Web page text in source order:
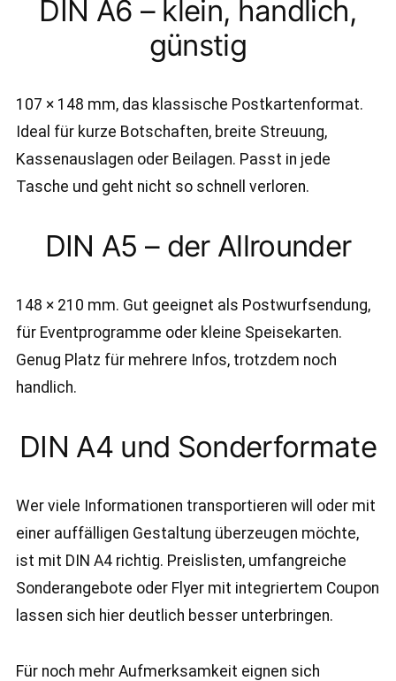
DIN A6 – klein, handlich,
günstig
107 × 148 mm, das klassische Postkartenformat.
Ideal für kurze Botschaften, breite Streuung,
Kassenauslagen oder Beilagen. Passt in jede
Tasche und geht nicht so schnell verloren.
DIN A5 – der Allrounder
148 × 210 mm. Gut geeignet als Postwurfsendung,
für Eventprogramme oder kleine Speisekarten.
Genug Platz für mehrere Infos, trotzdem noch
handlich.
DIN A4 und Sonderformate
Wer viele Informationen transportieren will oder mit
einer auffälligen Gestaltung überzeugen möchte,
ist mit DIN A4 richtig. Preislisten, umfangreiche
Sonderangebote oder Flyer mit integriertem Coupon
lassen sich hier deutlich besser unterbringen.
Für noch mehr Aufmerksamkeit eignen sich